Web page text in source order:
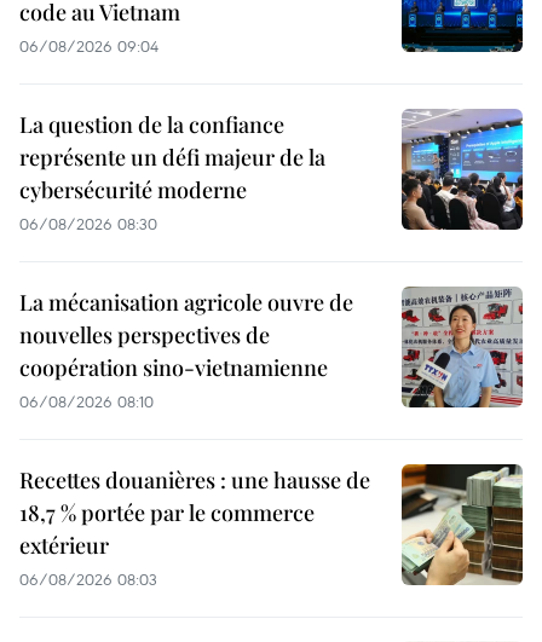
code au Vietnam
06/08/2026 09:04
La question de la confiance
représente un défi majeur de la
cybersécurité moderne
06/08/2026 08:30
La mécanisation agricole ouvre de
nouvelles perspectives de
coopération sino-vietnamienne
06/08/2026 08:10
Recettes douanières : une hausse de
18,7 % portée par le commerce
extérieur
06/08/2026 08:03